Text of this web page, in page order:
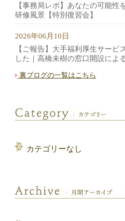
【事務局レポ】あなたの可能性
研修風景【特別復習会】
2026年06月10日
【ご報告】大手福利厚生サービ
した｜高橋未樹の窓口開設によ
裏ブログの一覧はこちら
カテゴリーなし